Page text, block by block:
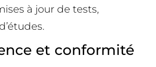
à jour de tests,
et conformité